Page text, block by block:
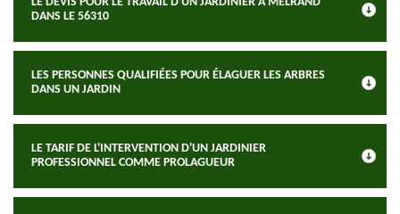
DANS LE 56310
LES PERSONNES QUALIFIÉES POUR ÉLAGUER LES ARBRES
DANS UN JARDIN
LE TARIF DE L'INTERVENTION D'UN JARDINIER
PROFESSIONNEL COMME PROLAGUEUR